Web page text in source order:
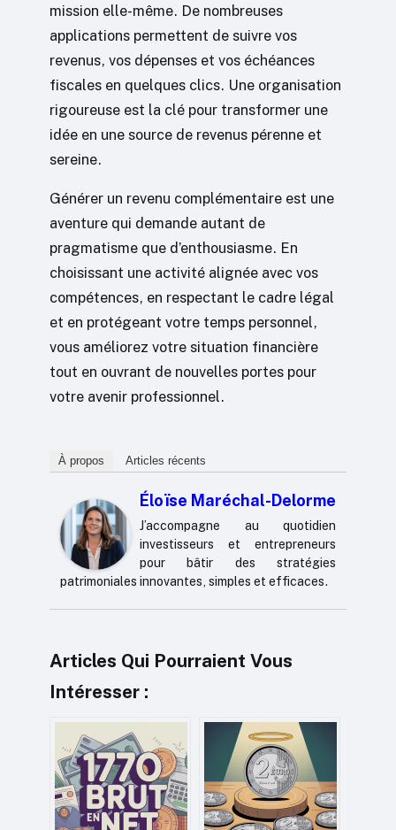
mission elle-même. De nombreuses
applications permettent de suivre vos
revenus, vos dépenses et vos échéances
fiscales en quelques clics. Une organisation
rigoureuse est la clé pour transformer une
idée en une source de revenus pérenne et
sereine.
Générer un revenu complémentaire est une
aventure qui demande autant de
pragmatisme que d’enthousiasme. En
choisissant une activité alignée avec vos
compétences, en respectant le cadre légal
et en protégeant votre temps personnel,
vous améliorez votre situation financière
tout en ouvrant de nouvelles portes pour
votre avenir professionnel.
À propos Articles récents
Éloïse Maréchal-Delorme
J’accompagne au quotidien
investisseurs et entrepreneurs
pour bâtir des stratégies
patrimoniales innovantes, simples et efficaces.
Articles Qui Pourraient Vous
Intéresser :